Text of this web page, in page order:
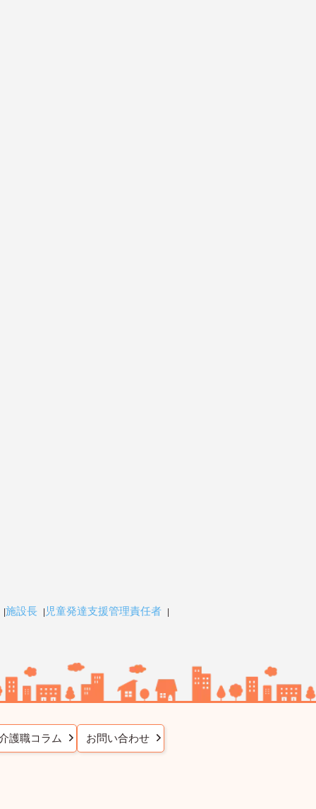
施設長 児童発達支援管理責任者
護職コラム お問い合わせ